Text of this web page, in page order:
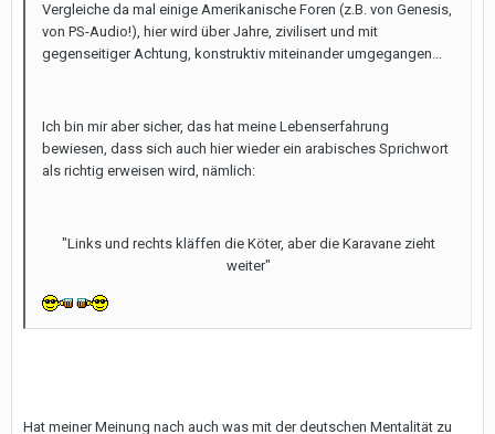
Vergleiche da mal einige Amerikanische Foren (z.B. von Genesis,
von PS-Audio!), hier wird über Jahre, zivilisert und mit
gegenseitiger Achtung, konstruktiv miteinander umgegangen...
Ich bin mir aber sicher, das hat meine Lebenserfahrung
bewiesen, dass sich auch hier wieder ein arabisches Sprichwort
als richtig erweisen wird, nämlich:
"Links und rechts kläffen die Köter, aber die Karavane zieht
weiter"
Hat meiner Meinung nach auch was mit der deutschen Mentalität zu